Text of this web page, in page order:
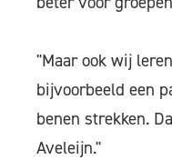
"Maar ook wij
bijvoorbeeld een
benen strekken.
Aveleijn."